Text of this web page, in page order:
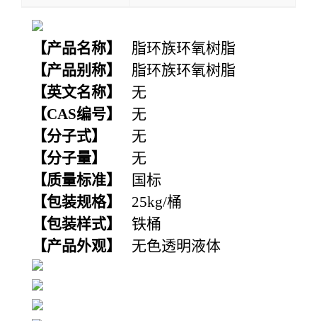
【产品名称】
脂环族环氧树脂
【产品别称】
脂环族环氧树脂
【英文名称】
无
【CAS编号】
无
【分子式】
无
【分子量】
无
【质量标准】
国标
【包装规格】
25kg/桶
【包装样式】
铁桶
【产品外观】 无色透明液体